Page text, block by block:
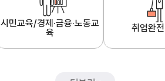
시민교육/경제·금융·노동교
육
취업완